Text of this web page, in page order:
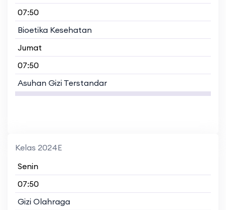
07:50
Bioetika Kesehatan
Jumat
07:50
Asuhan Gizi Terstandar
Kelas 2024E
Senin
07:50
Gizi Olahraga